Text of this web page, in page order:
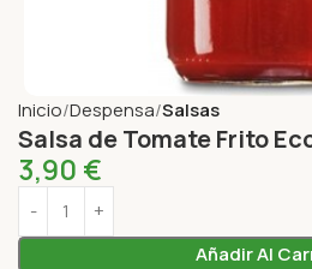
Inicio Despensa Salsas
Salsa de Tomate Frito
3,90 €
Añadir Al